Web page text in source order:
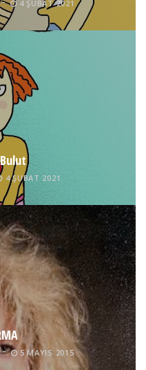
4 ŞUBAT 2021
4 ŞUBAT 2021
5 MAYIS 2015